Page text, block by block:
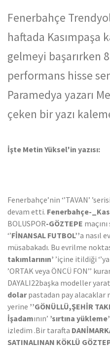
Fenerbahçe
haftada Kasımpaşa
gelmeyi başarırken
performans hisse
Paramedya yazarı
çeken bir yazı
İşte Metin Yüksel'in yazısı:
Fenerbahçe’nin ‘’TAVAN’
devam etti. Fenerbahçe-
BOLUSPOR-GÖZTEPE
‘’FİNANSAL FUTBOL’’a nasıl
müsabakadı. Bu evrilme
takımlarının’ ’içine itildiği
’ORTAK veya ÖNCÜ FON’’
DAYALI22başka modeller
dolarpastadan pay alacaklar
yerine ’’GÖNÜLLÜ,ŞEHİR
İşadamının’ ’sırtına yükleme’
izledim .Bir tarafta
SATINALINAN KÖKLÜ